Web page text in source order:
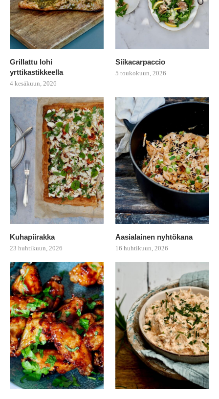
Grillattu lohi
yrttikastikkeella
4 kesäkuun, 2026
Siikacarpaccio
5 toukokuun, 2026
Kuhapiirakka
23 huhtikuun, 2026
Aasialainen nyhtökana
16 huhtikuun, 2026